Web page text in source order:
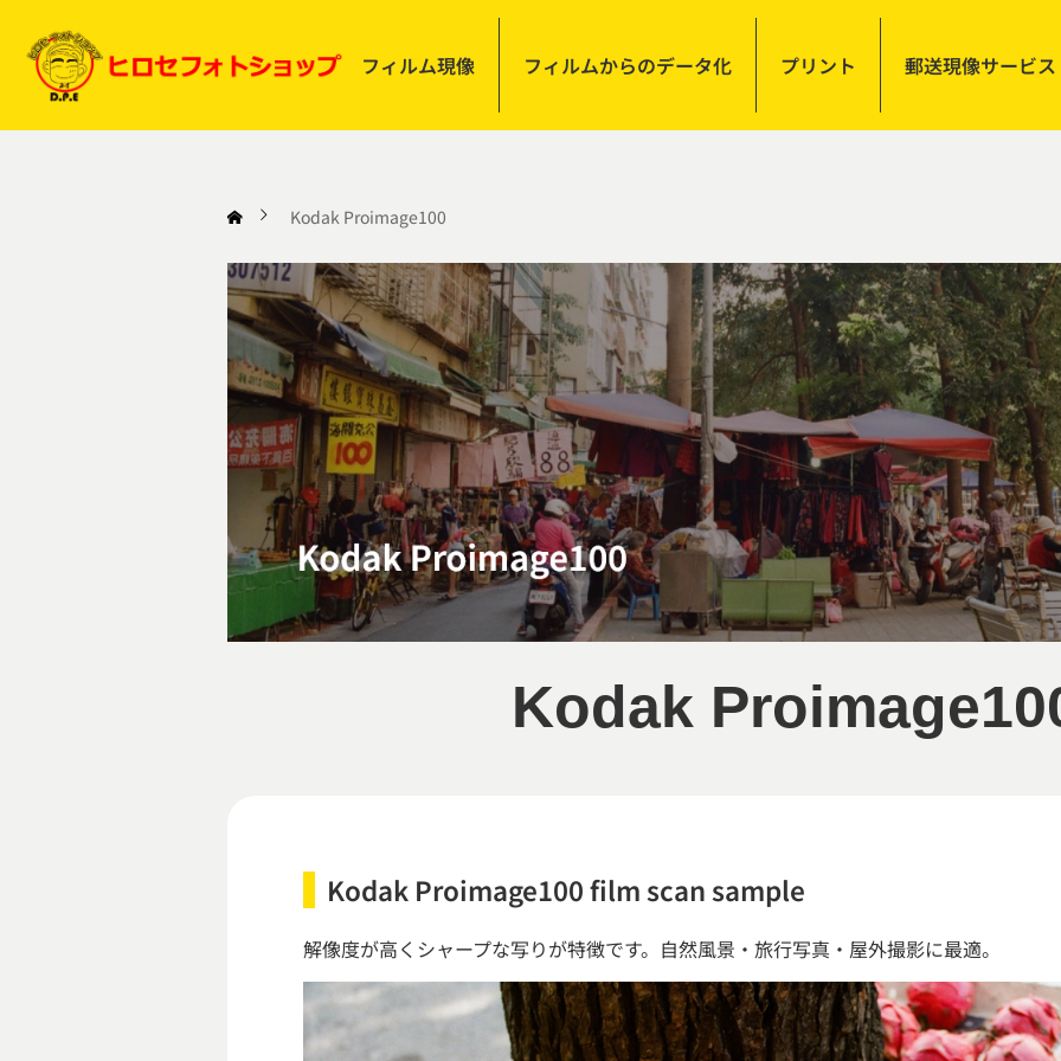
フィルム現像 フィルムからのデータ化 プリント 郵送現像サービス
Kodak Proimage100
Kodak
Kodak Proimage100 film scan sample
解像度が高くシャープな写りが特徴です。自然風景・旅行写真・屋外撮影に最適。